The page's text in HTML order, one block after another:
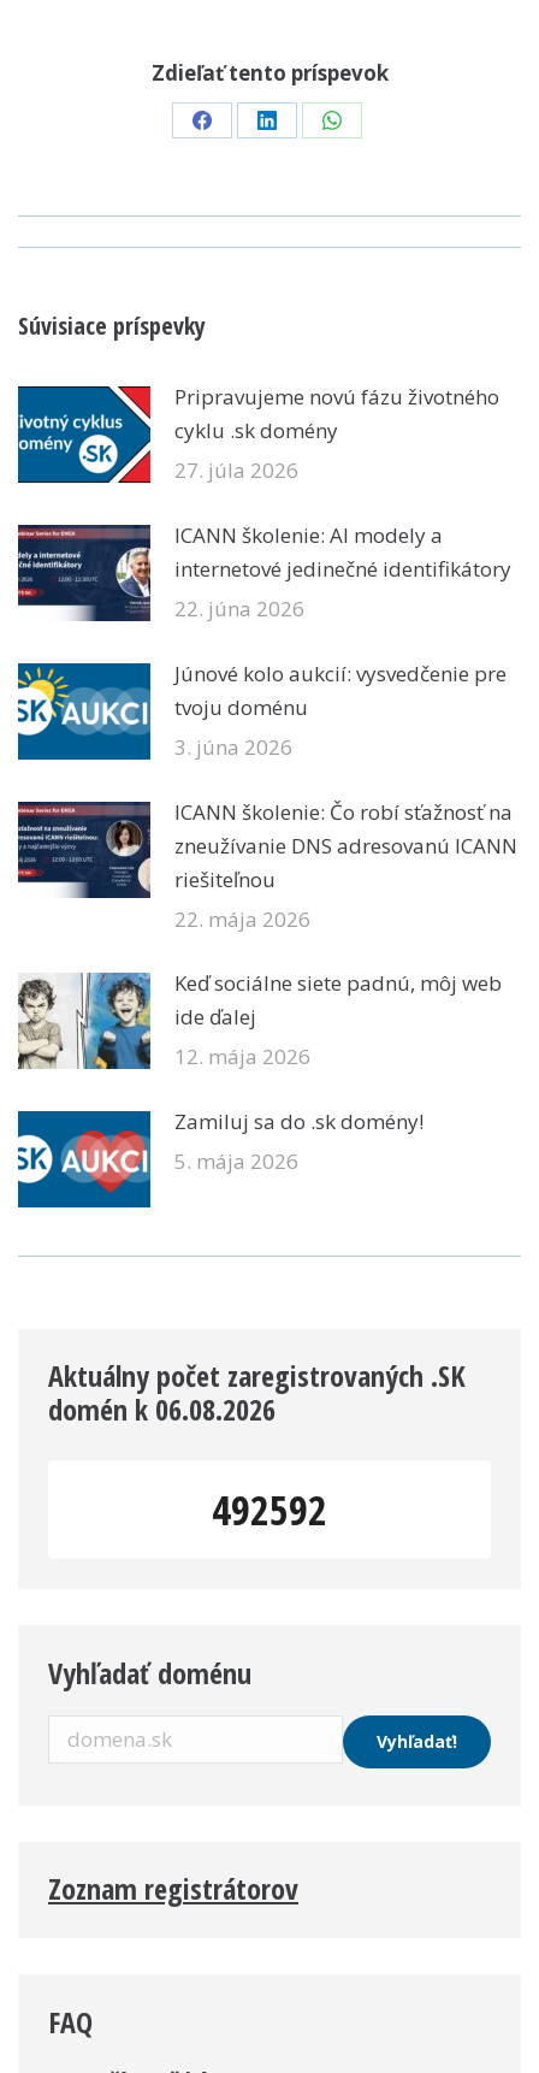
Zdieľať tento príspevok
Share
Facebook
Share
LinkedIn
Share
WhatsApp
Súvisiace príspevky
Pripravujeme novú fázu životného
cyklu .sk domény
27. júla 2026
ICANN školenie: AI modely a
internetové jedinečné identifikátory
22. júna 2026
Júnové kolo aukcií: vysvedčenie pre
tvoju doménu
3. júna 2026
ICANN školenie: Čo robí sťažnosť na
zneužívanie DNS adresovanú ICANN
riešiteľnou
22. mája 2026
Keď sociálne siete padnú, môj web
ide ďalej
12. mája 2026
Zamiluj sa do .sk domény!
5. mája 2026
Aktuálny počet zaregistrovaných .SK
domén k 06.08.2026
492592
Vyhľadať doménu
Zoznam registrátorov
FAQ